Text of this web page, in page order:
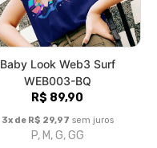
Baby Look Web3 Surf
WEB003-BQ
R$ 89,90
3x de R$ 29,97 sem juros
P, M, G, GG